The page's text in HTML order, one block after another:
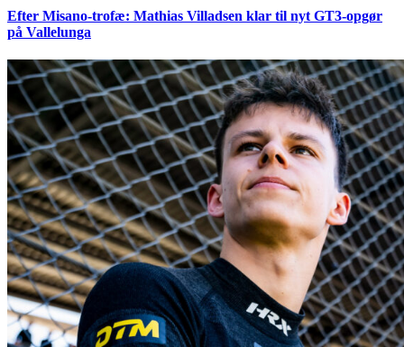
Efter Misano-trofæ: Mathias Villadsen klar til nyt GT3-opgør
på Vallelunga